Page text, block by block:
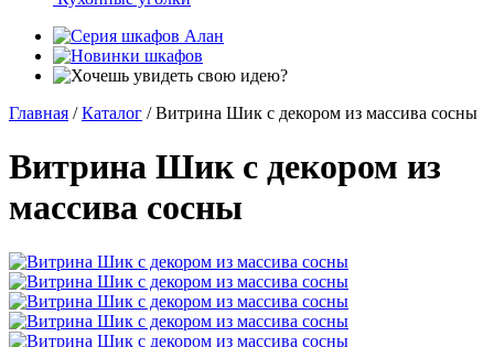
Главная / Каталог / Витрина Шик с декором из массива сосны
Витрина Шик с декором из
массива сосны